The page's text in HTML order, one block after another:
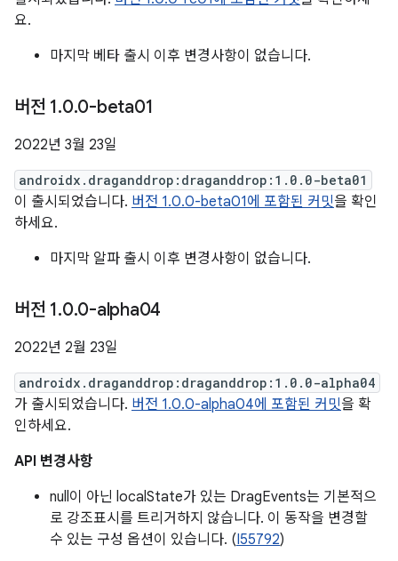
요.
마지막 베타 출시 이후 변경사항이 없습니다.
버전 1.0.0-beta01
2022년 3월 23일
androidx.draganddrop:draganddrop:1.0.0-beta01
이 출시되었습니다. 버전 1.0.0-beta01에 포함된 커밋을 확인
하세요.
마지막 알파 출시 이후 변경사항이 없습니다.
버전 1.0.0-alpha04
2022년 2월 23일
androidx.draganddrop:draganddrop:1.0.0-alpha04
가 출시되었습니다. 버전 1.0.0-alpha04에 포함된 커밋을 확
인하세요.
API 변경사항
null이 아닌 localState가 있는 DragEvents는 기본적으
로 강조표시를 트리거하지 않습니다. 이 동작을 변경할
수 있는 구성 옵션이 있습니다. (I55792)